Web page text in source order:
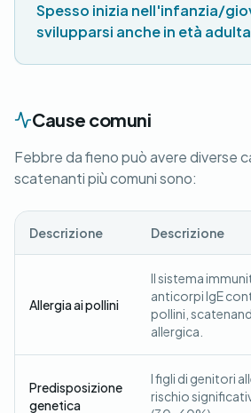
Spesso inizia nell'infanzia/
svilupparsi anche in età adulta
Cause comuni
Febbre da fieno può avere diverse
scatenanti più comuni sono:
Descrizione Descrizione
Allergia ai pollini
Il sistema
anticorpi IgE
pollini,
allergica.
Predisposizione
genetica
I figli di genitori
rischio